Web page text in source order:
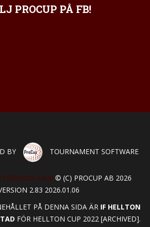
PROCUP PÅ FB!
BY TOURNAMENT SOFTWARE
HÄR! © (C) PROCUP AB 2026
2.83 2026.01.06
PÅ DENNA SIDA ÄR IF HELLTON
FÖR HELLTON CUP 2022 [ARCHIVED].